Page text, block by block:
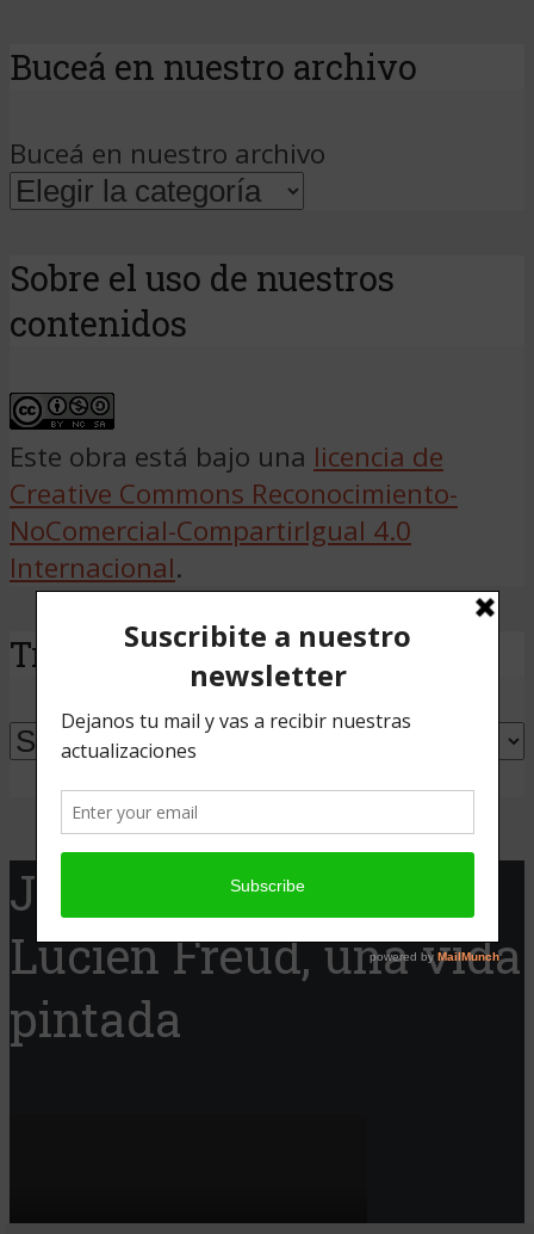
Buceá en nuestro archivo
Buceá en nuestro archivo
Sobre el uso de nuestros
contenidos
Este obra está bajo una licencia de
Creative Commons Reconocimiento-
NoComercial-CompartirIgual 4.0
Internacional.
Traducir
Jaque Cine presenta:
Lucien Freud, una vida
pintada